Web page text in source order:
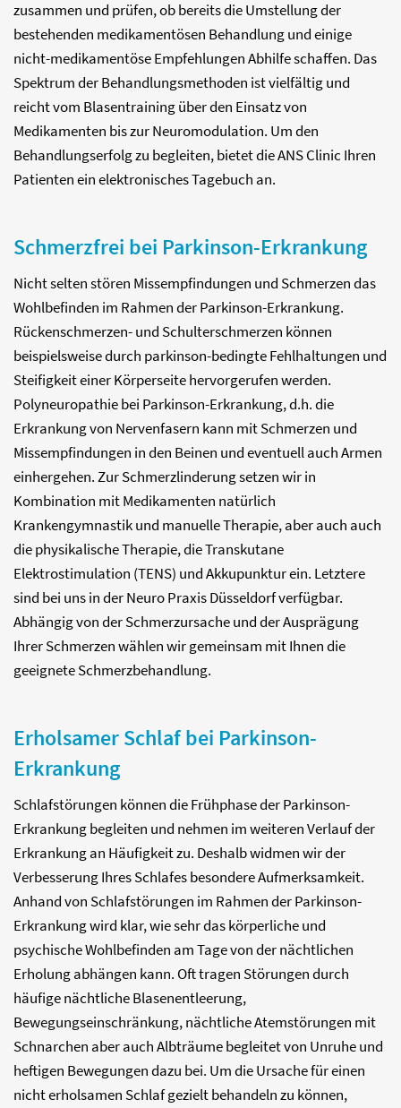
zusammen und prüfen, ob bereits die Umstellung der
bestehenden medikamentösen Behandlung und einige
nicht-medikamentöse Empfehlungen Abhilfe schaffen. Das
Spektrum der Behandlungsmethoden ist vielfältig und
reicht vom Blasentraining über den Einsatz von
Medikamenten bis zur Neuromodulation. Um den
Behandlungserfolg zu begleiten, bietet die ANS Clinic Ihren
Patienten ein elektronisches Tagebuch an.
Schmerzfrei bei Parkinson-Erkrankung
Nicht selten stören Missempfindungen und Schmerzen das
Wohlbefinden im Rahmen der Parkinson-Erkrankung.
Rückenschmerzen- und Schulterschmerzen können
beispielsweise durch parkinson-bedingte Fehlhaltungen und
Steifigkeit einer Körperseite hervorgerufen werden.
Polyneuropathie bei Parkinson-Erkrankung, d.h. die
Erkrankung von Nervenfasern kann mit Schmerzen und
Missempfindungen in den Beinen und eventuell auch Armen
einhergehen. Zur Schmerzlinderung setzen wir in
Kombination mit Medikamenten natürlich
Krankengymnastik und manuelle Therapie, aber auch auch
die physikalische Therapie, die Transkutane
Elektrostimulation (TENS) und Akkupunktur ein. Letztere
sind bei uns in der Neuro Praxis Düsseldorf verfügbar.
Abhängig von der Schmerzursache und der Ausprägung
Ihrer Schmerzen wählen wir gemeinsam mit Ihnen die
geeignete Schmerzbehandlung.
Erholsamer Schlaf bei Parkinson-
Erkrankung
Schlafstörungen können die Frühphase der Parkinson-
Erkrankung begleiten und nehmen im weiteren Verlauf der
Erkrankung an Häufigkeit zu. Deshalb widmen wir der
Verbesserung Ihres Schlafes besondere Aufmerksamkeit.
Anhand von Schlafstörungen im Rahmen der Parkinson-
Erkrankung wird klar, wie sehr das körperliche und
psychische Wohlbefinden am Tage von der nächtlichen
Erholung abhängen kann. Oft tragen Störungen durch
häufige nächtliche Blasenentleerung,
Bewegungseinschränkung, nächtliche Atemstörungen mit
Schnarchen aber auch Albträume begleitet von Unruhe und
heftigen Bewegungen dazu bei. Um die Ursache für einen
nicht erholsamen Schlaf gezielt behandeln zu können,